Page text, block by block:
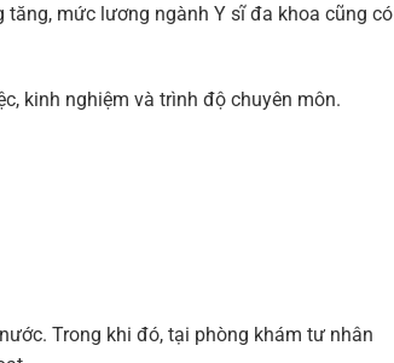
mức lương ngành Y sĩ đa khoa cũng có
kinh nghiệm và trình độ chuyên môn.
Trong khi đó, tại phòng khám tư nhân